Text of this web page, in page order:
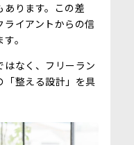
ります。この差
イアントからの信
。
はなく、フリーラン
「整える設計」を具